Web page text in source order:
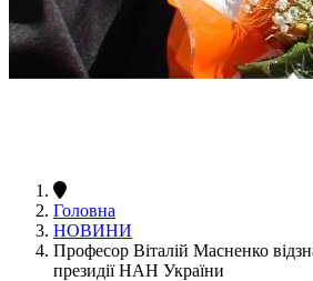
Головна
НОВИНИ
Професор Віталій Масненко
президії НАН України